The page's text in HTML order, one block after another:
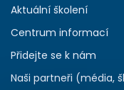
Aktuální školení
Centrum informací
Přidejte se k nám
Naši partneři (média,